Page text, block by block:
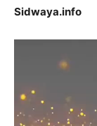
Sidwaya.info